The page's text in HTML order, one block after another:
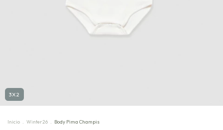
3X2
Inicio . Winter26 . Body Pima Champis